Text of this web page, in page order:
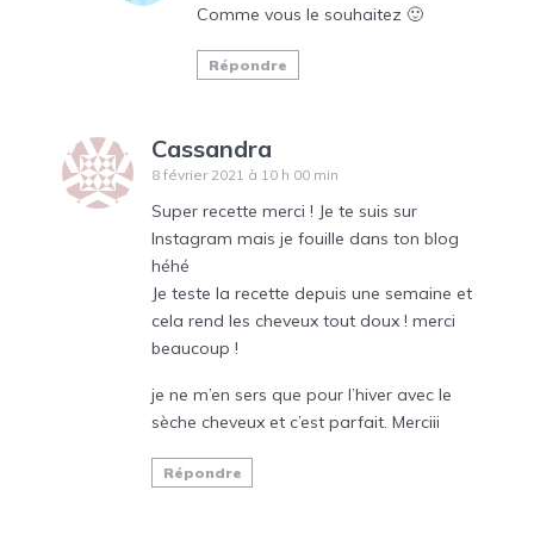
Comme vous le souhaitez 🙂
Répondre
Cassandra
8 février 2021 à 10 h 00 min
Super recette merci ! Je te suis sur
Instagram mais je fouille dans ton blog
héhé
Je teste la recette depuis une semaine et
cela rend les cheveux tout doux ! merci
beaucoup !
je ne m’en sers que pour l’hiver avec le
sèche cheveux et c’est parfait. Merciii
Répondre